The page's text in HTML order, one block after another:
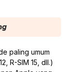
paling umum
R-SIM 15, dll.)